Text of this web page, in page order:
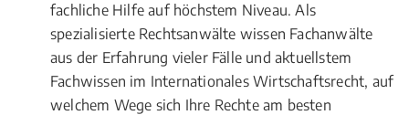
fachliche Hilfe auf höchstem Niveau. Als
spezialisierte Rechtsanwälte wissen Fachanwälte
aus der Erfahrung vieler Fälle und aktuellstem
Fachwissen im Internationales Wirtschaftsrecht, auf
welchem Wege sich Ihre Rechte am besten